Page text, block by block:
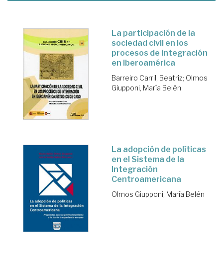
La participación de la
sociedad civil en los
procesos de integración
en Iberoamérica
Barreiro Carril, Beatriz; Olmos
Giupponi, María Belén
La adopción de políticas
en el Sistema de la
Integración
Centroamericana
Olmos Giupponi, María Belén